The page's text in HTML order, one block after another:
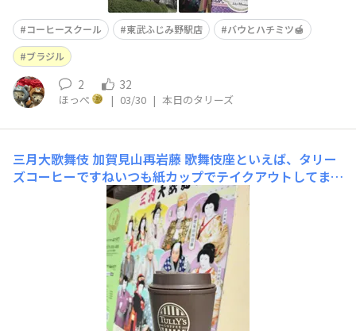
コーヒースクール 東武ふじみ野駅店
バウとハチミツ🍯
ブラジル
2 32
ほっぺ | 03/30 | 本日のタリーズ
三月大歌舞伎 加賀見山再岩藤歌舞伎座といえば、タリー
ズコーヒーですねいつも紙カップでテイクアウトしてまし
たが、今日から！量販店のバッグセットに入っていたタン
ブラーを活用することにしましたプラスチック製で保温力
が無いのが、猫舌にかえってちょうど良かったです(保温
力高めなボトルだと火傷の危険があって…)本日のコーヒ
ーはイエローブル